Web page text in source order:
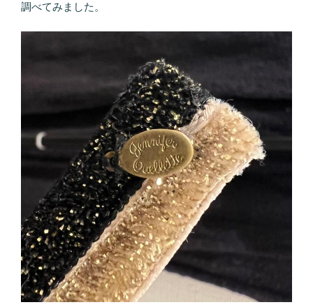
調べてみました。